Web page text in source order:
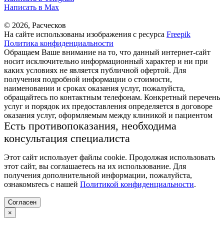
Написать в Max
© 2026, Расческов
На сайте использованы изображения с ресурса Freepik
Политика конфиденциальности
Обращаем Ваше внимание на то, что данный интернет-сайт
носит исключительно информационный характер и ни при
каких условиях не является публичной офертой. Для
получения подробной информации о стоимости,
наименовании и сроках оказания услуг, пожалуйста,
обращайтесь по контактным телефонам. Конкретный перечень
услуг и порядок их предоставления определяется в договоре
оказания услуг, оформляемым между клиникой и пациентом
Есть противопоказания, необходима
консультация специалиста
Этот сайт использует файлы cookie. Продолжая использовать
этот сайт, вы соглашаетесь на их использование. Для
получения дополнительной информации, пожалуйста,
ознакомьтесь с нашей Политикой конфиденциальности.
Согласен
×